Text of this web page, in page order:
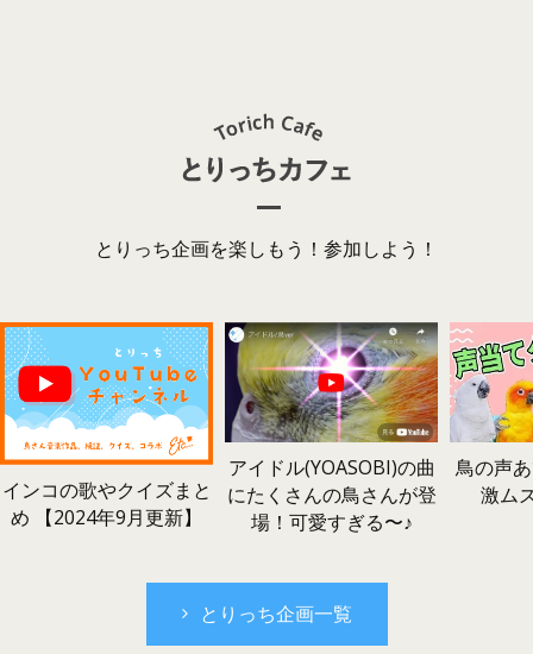
とりっち企画を楽しもう！参加しよう！
インコの歌やクイズまと
め 【2024年9月更新】
アイドル(YOASOBI)の曲
にたくさんの鳥さんが登
場！可愛すぎる〜♪
鳥の声
激ム
とりっち企画一覧